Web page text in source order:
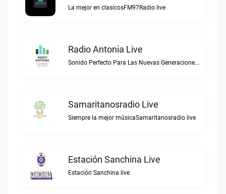
La mejor en clasicosFM97Radio live
Radio Antonia Live
Sonido Perfecto Para Las Nuevas GeneracionesRadio Antonia live
Samaritanosradio Live
Siempre la mejor músicaSamaritanosradio live
Estación Sanchina Live
Estación Sanchina live